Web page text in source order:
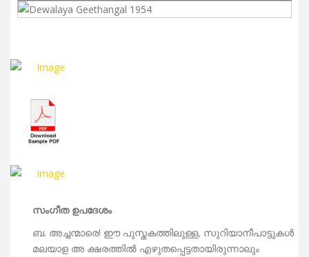
സംഗീത ഉപദേശം
ബ. അച്ചന്മാരെ! ഈ പുസ്തകത്തിലുള്ള, സുറിയാനീപാട്ടുകൾ
മലയാള അ ക്ഷരത്തില്‍ എഴുതപ്പെട്ടതായിരുന്നാലും